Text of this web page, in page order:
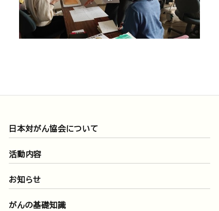
日本対がん協会について
活動内容
お知らせ
がんの基礎知識